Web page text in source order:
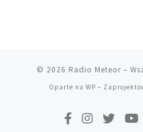
© 2026 Radio Meteor–
Oparte na WP –